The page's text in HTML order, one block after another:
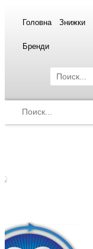
Головна Знижки
Бренди